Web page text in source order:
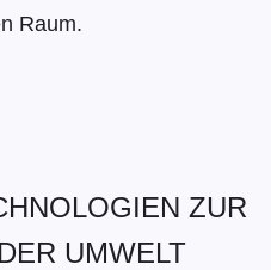
Raum.
ZUR
UMWELT